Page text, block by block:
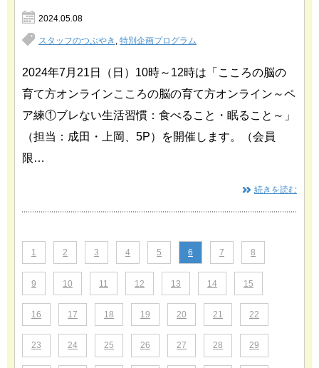
2024.05.08
スタッフのつぶやき , 特別企画プログラム
2024年7月21日（日）10時～12時は「こころの脳の
育て方オンラインこころの脳の育て方オンライン～ペ
ア練①ブレない生活習慣：食べること・眠ること～」
（担当：成田・上岡、5P）を開催します。（会員
限…
続きを読む
1 2 3 4 5 6 7 8
9 10 11 12 13 14 15
16 17 18 19 20 21 22
23 24 25 26 27 28 29